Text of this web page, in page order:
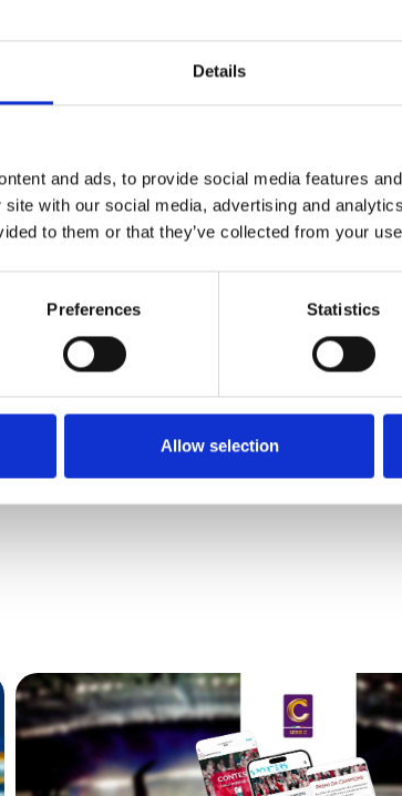
Details
and ads, to provide social media features
with our social media, advertising and
to them or that they’ve collected from your
Preferences Statistics
Allow selection
Il metodo più veloce per garantire un
all'estrazione finale di un premio!